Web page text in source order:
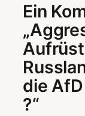
Ein
die
?“